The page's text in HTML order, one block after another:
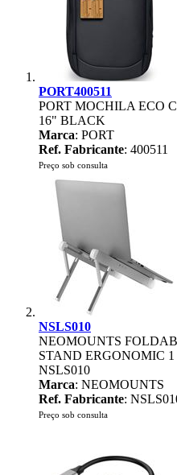
PORT400511
PORT MOCHILA ECO
16" BLACK
Marca: PORT
Ref. Fabricante: 400511
Preço sob consulta
NSLS010
NEOMOUNTS
STAND ERGONOMIC 1
NSLS010
Marca: NEOMOUNTS
Ref. Fabricante:
Preço sob consulta